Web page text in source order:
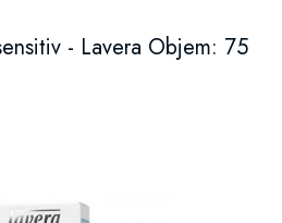
- Lavera Objem: 75